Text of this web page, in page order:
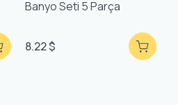
Banyo Seti 5 Parça
8.22 $